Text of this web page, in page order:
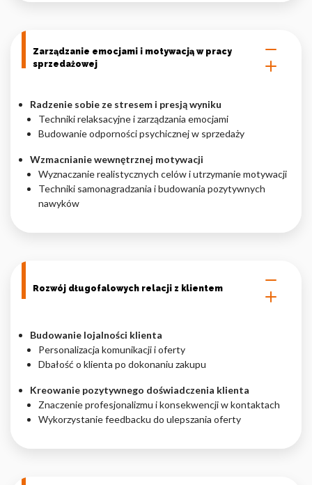
Zarządzanie emocjami i motywacją w pracy
sprzedażowej
Radzenie sobie ze stresem i presją wyniku
Techniki relaksacyjne i zarządzania emocjami
Budowanie odporności psychicznej w sprzedaży
Wzmacnianie wewnętrznej motywacji
Wyznaczanie realistycznych celów i utrzymanie motywacji
Techniki samonagradzania i budowania pozytywnych
nawyków
Rozwój długofalowych relacji z klientem
Budowanie lojalności klienta
Personalizacja komunikacji i oferty
Dbałość o klienta po dokonaniu zakupu
Kreowanie pozytywnego doświadczenia klienta
Znaczenie profesjonalizmu i konsekwencji w kontaktach
Wykorzystanie feedbacku do ulepszania oferty